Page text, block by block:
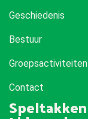
Geschiedenis
Bestuur
Groepsactiviteiten
Contact
Speltakken